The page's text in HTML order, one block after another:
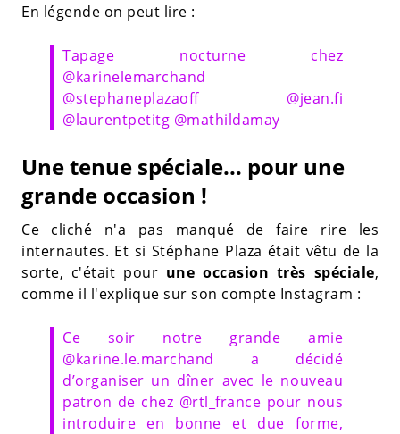
En légende on peut lire :
Tapage nocturne chez
@karinelemarchand
@stephaneplazaoff @jean.fi
@laurentpetitg @mathildamay
Une tenue spéciale... pour une
grande occasion !
Ce cliché n'a pas manqué de faire rire les
internautes. Et si Stéphane Plaza était vêtu de la
sorte, c'était pour une occasion très spéciale,
comme il l'explique sur son compte Instagram :
Ce soir notre grande amie
@karine.le.marchand a décidé
d’organiser un dîner avec le nouveau
patron de chez @rtl_france pour nous
introduire en bonne et due forme,